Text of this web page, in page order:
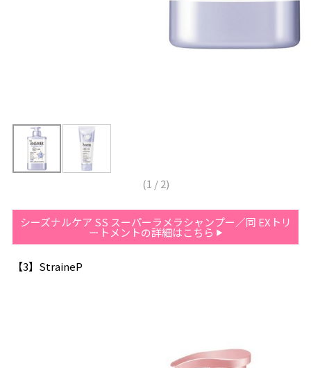
(1 /2)
シーズナルケア SS スーパーラメラシャンプー／同 EXトリ
ートメントの詳細はこちら
【3】StraineP